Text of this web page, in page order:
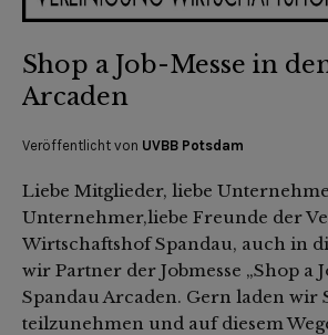
Shop a Job-Messe in
Arcaden
Veröffentlicht von UVBB Potsdam
Liebe Mitglieder, liebe
Unternehmer,liebe Freunde der
Wirtschaftshof Spandau, auch in
wir Partner der Jobmesse „Shop a
Spandau Arcaden. Gern laden wir
teilzunehmen und auf diesem